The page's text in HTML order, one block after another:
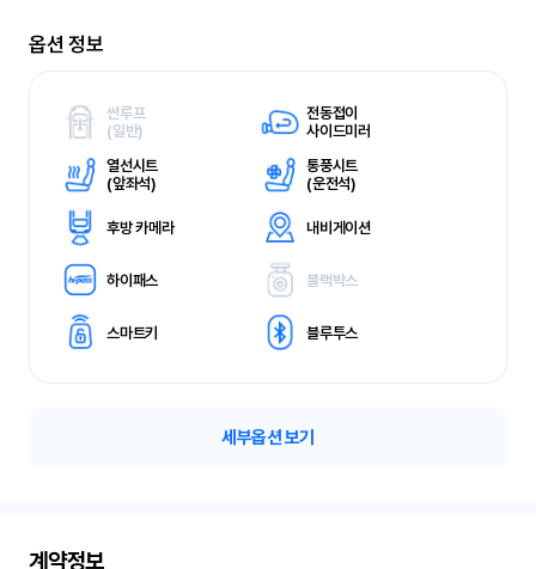
옵션 정보
썬루프
(일반)
전동접이
사이드미러
열선시트
(앞좌석)
통풍시트
(운전석)
후방 카메라 내비게이션
하이패스 블랙박스
스마트키 블루투스
세부옵션 보기
계약정보